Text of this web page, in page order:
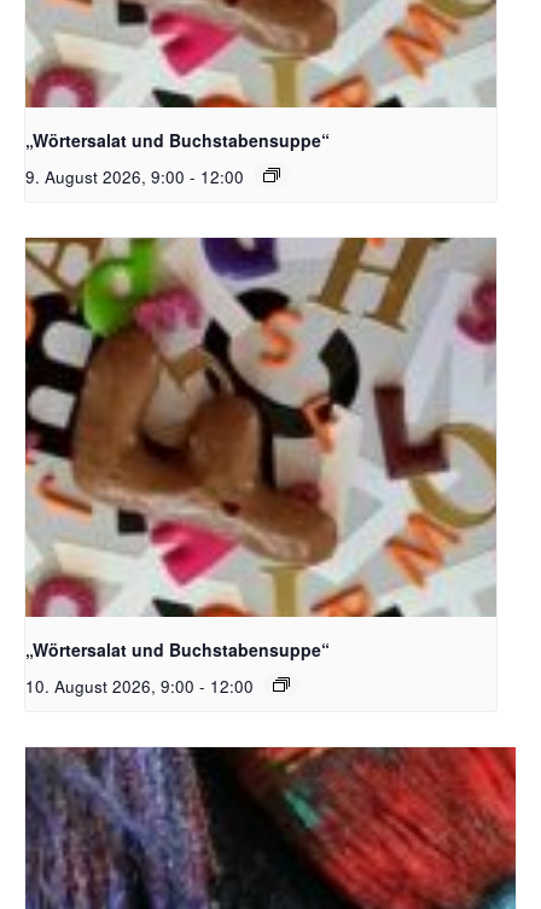
Bildquelle_ Pixabay Free_Christoph Meinersmann
„Wörtersalat und Buchstabensuppe“
9. August 2026, 9:00 - 12:00
Bildquelle_ Pixabay Free_Christoph Meinersmann
„Wörtersalat und Buchstabensuppe“
10. August 2026, 9:00 - 12:00